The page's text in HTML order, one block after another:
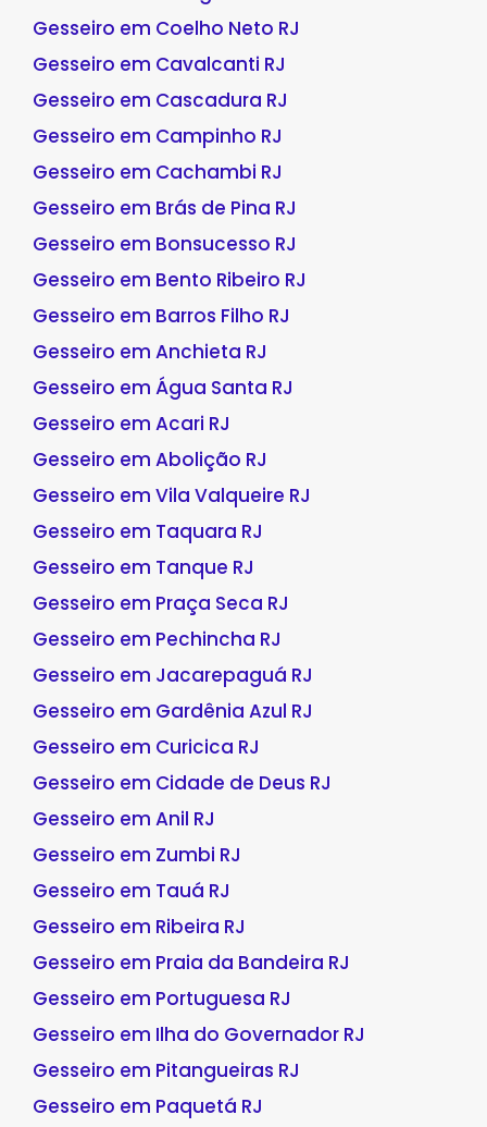
Gesseiro em Coelho Neto RJ
Gesseiro em Cavalcanti RJ
Gesseiro em Cascadura RJ
Gesseiro em Campinho RJ
Gesseiro em Cachambi RJ
Gesseiro em Brás de Pina RJ
Gesseiro em Bonsucesso RJ
Gesseiro em Bento Ribeiro RJ
Gesseiro em Barros Filho RJ
Gesseiro em Anchieta RJ
Gesseiro em Água Santa RJ
Gesseiro em Acari RJ
Gesseiro em Abolição RJ
Gesseiro em Vila Valqueire RJ
Gesseiro em Taquara RJ
Gesseiro em Tanque RJ
Gesseiro em Praça Seca RJ
Gesseiro em Pechincha RJ
Gesseiro em Jacarepaguá RJ
Gesseiro em Gardênia Azul RJ
Gesseiro em Curicica RJ
Gesseiro em Cidade de Deus RJ
Gesseiro em Anil RJ
Gesseiro em Zumbi RJ
Gesseiro em Tauá RJ
Gesseiro em Ribeira RJ
Gesseiro em Praia da Bandeira RJ
Gesseiro em Portuguesa RJ
Gesseiro em Ilha do Governador RJ
Gesseiro em Pitangueiras RJ
Gesseiro em Paquetá RJ